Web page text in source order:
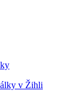
v Žihli